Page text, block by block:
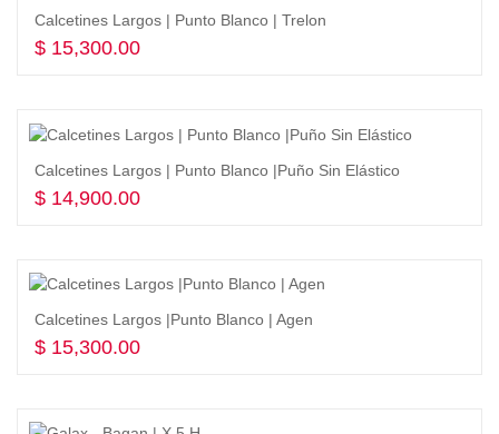
Calcetines Largos | Punto Blanco | Trelon
$ 15,300.00
Calcetines Largos | Punto Blanco |Puño Sin Elástico
$ 14,900.00
Calcetines Largos |Punto Blanco | Agen
$ 15,300.00